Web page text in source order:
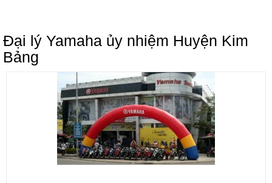
Đại lý Yamaha ủy nhiệm Huyện Kim
Bảng